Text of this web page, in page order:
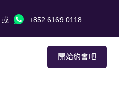
或 +852 6169 0118
開始約會吧